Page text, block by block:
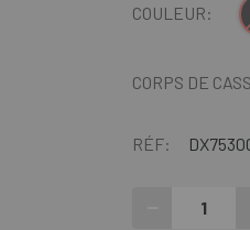
COULEUR:
CORPS DE
RÉF: